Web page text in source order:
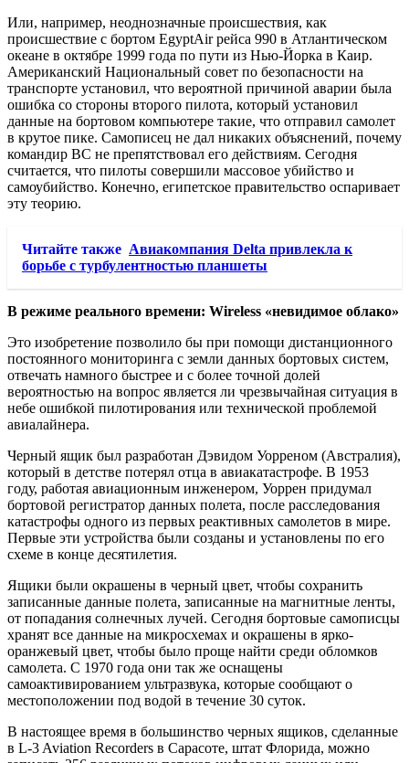
Или, например, неоднозначные происшествия, как
происшествие с бортом EgyptAir рейса 990 в Атлантическом
океане в октябре 1999 года по пути из Нью-Йорка в Каир.
Американский Национальный совет по безопасности на
транспорте установил, что вероятной причиной аварии была
ошибка со стороны второго пилота, который установил
данные на бортовом компьютере такие, что отправил самолет
в крутое пике. Самописец не дал никаких объяснений, почему
командир ВС не препятствовал его действиям. Сегодня
считается, что пилоты совершили массовое убийство и
самоубийство. Конечно, египетское правительство оспаривает
эту теорию.
Читайте также Авиакомпания Delta привлекла к
борьбе с турбулентностью планшеты
В режиме реального времени: Wireless «невидимое облако»
Это изобретение позволило бы при помощи дистанционного
постоянного мониторинга с земли данных бортовых систем,
отвечать намного быстрее и с более точной долей
вероятностью на вопрос является ли чрезвычайная ситуация в
небе ошибкой пилотирования или технической проблемой
авиалайнера.
Черный ящик был разработан Дэвидом Уорреном (Австралия),
который в детстве потерял отца в авиакатастрофе. В 1953
году, работая авиационным инженером, Уоррен придумал
бортовой регистратор данных полета, после расследования
катастрофы одного из первых реактивных самолетов в мире.
Первые эти устройства были созданы и установлены по его
схеме в конце десятилетия.
Ящики были окрашены в черный цвет, чтобы сохранить
записанные данные полета, записанные на магнитные ленты,
от попадания солнечных лучей. Сегодня бортовые самописцы
хранят все данные на микросхемах и окрашены в ярко-
оранжевый цвет, чтобы было проще найти среди обломков
самолета. С 1970 года они так же оснащены
самоактивированием ультразвука, которые сообщают о
местоположении под водой в течение 30 суток.
В настоящее время в большинство черных ящиков, сделанные
в L-3 Aviation Recorders в Сарасоте, штат Флорида, можно